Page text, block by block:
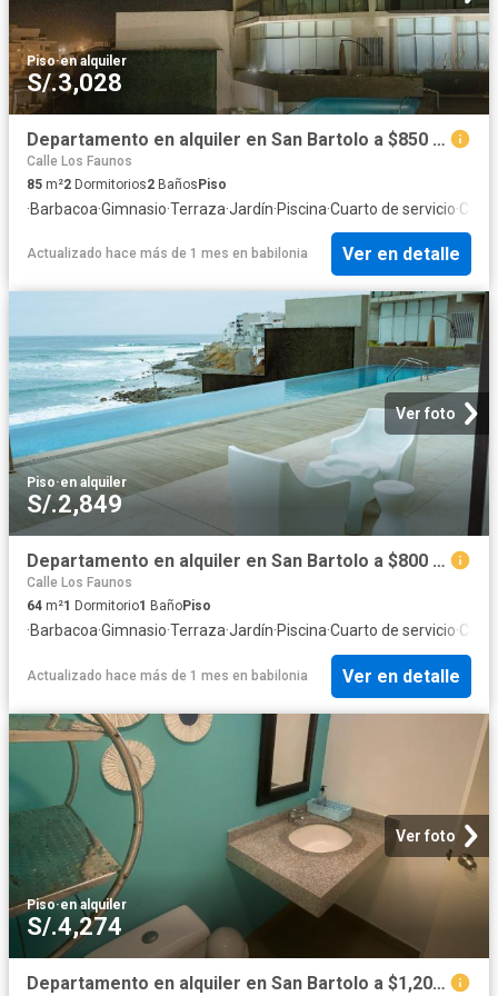
Piso·en alquiler
S/.3,028
Departamento en alquiler en San Bartolo a $850 al mes
Calle Los Faunos
85 m²2 Dormitorios2 BañosPiso
·Barbacoa·Gimnasio·Terraza·Jardín·Piscina·Cuarto de servicio·
Actualizado hace más de 1 mes en babilonia Ver en detalle
Ver foto
Piso·en alquiler
S/.2,849
Departamento en alquiler en San Bartolo a $800 al mes
Calle Los Faunos
64 m²1 Dormitorio1 BañoPiso
·Barbacoa·Gimnasio·Terraza·Jardín·Piscina·Cuarto de servicio·
Actualizado hace más de 1 mes en babilonia Ver en detalle
Ver foto
Piso·en alquiler
S/.4,274
Departamento en alquiler en San Bartolo a $1,200 al mes